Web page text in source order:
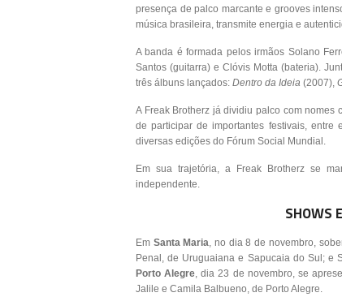
presença de palco marcante e grooves
música brasileira, transmite energia e
A banda é formada pelos irmãos Solano
Santos (guitarra) e Clóvis Motta (bateria).
três álbuns lançados: Dentro da Ideia (2007),
A Freak Brotherz já dividiu palco com nomes
de participar de importantes festivais, entre
diversas edições do Fórum Social Mundial.
Em sua trajetória, a Freak Brotherz se
independente.
SHOWS
Em Santa Maria, no dia 8 de novembro,
Penal, de Uruguaiana e Sapucaia do Sul; e
Porto Alegre, dia 23 de novembro, se
Jalile e Camila Balbueno, de Porto Alegre.